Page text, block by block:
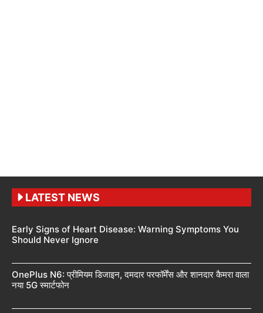
LATEST NEWS
Early Signs of Heart Disease: Warning Symptoms You
Should Never Ignore
OnePlus N6: प्रीमियम डिजाइन, दमदार परफॉर्मेंस और शानदार कैमरा वाला
नया 5G स्मार्टफोन